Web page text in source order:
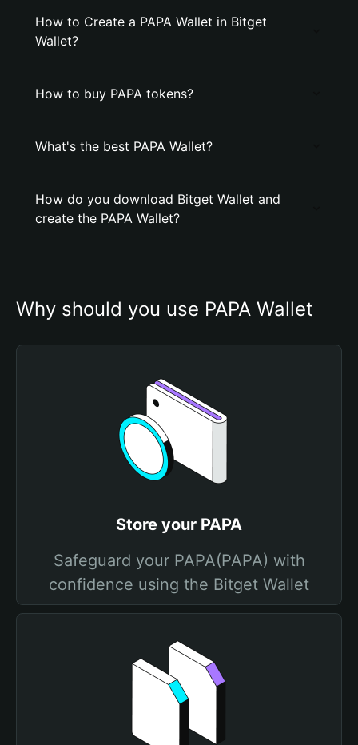
How to Create a PAPA Wallet in Bitget
Wallet?
How to buy PAPA tokens?
What's the best PAPA Wallet?
How do you download Bitget Wallet and
create the PAPA Wallet?
Why should you use PAPA Wallet
Store your PAPA
Safeguard your PAPA(PAPA) with
confidence using the Bitget Wallet